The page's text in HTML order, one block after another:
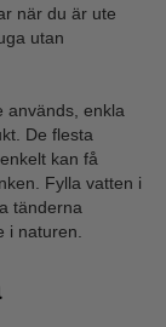
när du är ute
utan
används, enkla
De flesta
kan få
Fylla vatten i
tänderna
i naturen.